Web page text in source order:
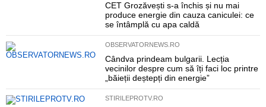
CET Grozăvești s-a închis și nu mai
produce energie din cauza caniculei: ce
se întâmplă cu apa caldă
OBSERVATORNEWS.RO
Cândva prindeam bulgarii. Lecția
vecinilor despre cum să îți faci loc printre
„băieții deștepți din energie”
STIRILEPROTV.RO